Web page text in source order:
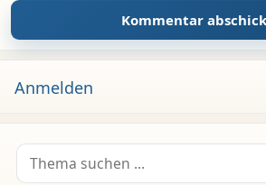
Anmelden
Suche nach: